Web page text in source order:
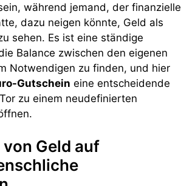
während jemand, der finanzielle
dazu neigen könnte, Geld als
sehen. Es ist eine ständige
Balance zwischen den eigenen
Notwendigen zu finden, und hier
Gutschein eine entscheidende
zu einem neudefinierten
Geld auf